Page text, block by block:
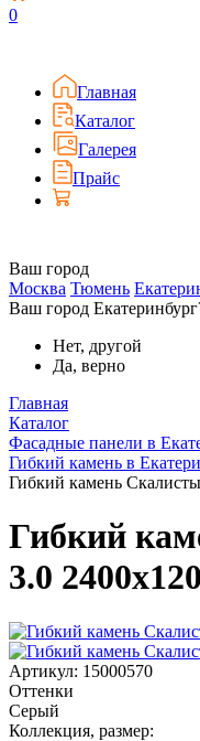
0
Главная
Каталог
Галерея
Прайс
Ваш город
Москва Тюмень
Ваш город
Нет, другой
Да, верно
Главная
Каталог
Фасадные панели в
Гибкий камень в
Гибкий камень
Гибкий
3.0
Артикул: 15000570
Оттенки
Серый
Коллекция, размер: